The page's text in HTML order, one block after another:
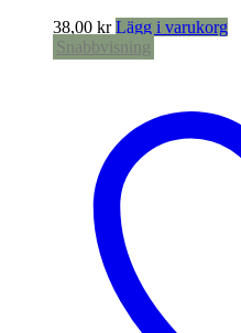
38,00 kr Lägg i varukorg
Snabbvisning